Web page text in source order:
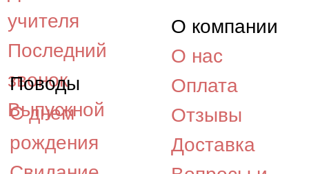
интернет-магазин
доставки цветов в Южно-
Сахалинске.